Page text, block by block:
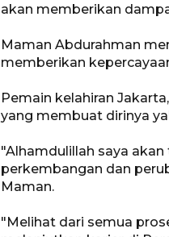
akan memberikan
Maman Abdurahman
memberikan
Pemain kelahiran
yang membuat dirinya
"Alhamdulillah saya
perkembangan dan
Maman.
"Melihat dari semua